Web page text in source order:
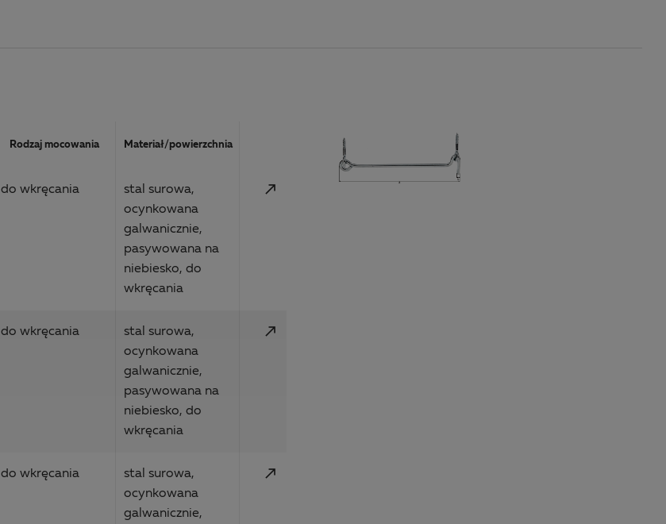
Rodzaj mocowania Materiał/powierzchnia
do wkręcania
stal surowa,
ocynkowana
galwanicznie,
pasywowana na
niebiesko, do
wkręcania
call_made
do wkręcania
stal surowa,
ocynkowana
galwanicznie,
pasywowana na
niebiesko, do
wkręcania
call_made
do wkręcania
stal surowa,
ocynkowana
galwanicznie,
call_made